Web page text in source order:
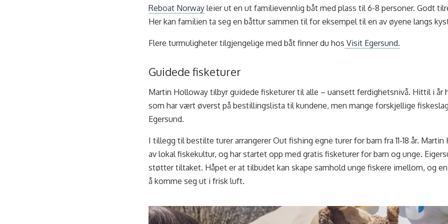
Reboat Norway leier ut en ut familievennlig båt med plass til 6-8 personer. Godt
Her kan familien ta seg en båttur sammen til for eksempel til en av øyene langs
Flere turmuligheter tilgjengelige med båt finner du hos Visit Egersund.
Guidede fisketurer
Martin Holloway tilbyr guidede fisketurer til alle – uansett ferdighetsnivå. Hittil i
som har vært øverst på bestillingslista til kundene, men mange forskjellige
Egersund.
I tillegg til bestilte turer arrangerer Out fishing egne turer for barn fra 11-18 år.
av lokal fiskekultur, og har startet opp med gratis fisketurer for barn og unge.
støtter tiltaket. Håpet er at tilbudet kan skape samhold unge fiskere imellom, og
å komme seg ut i frisk luft.